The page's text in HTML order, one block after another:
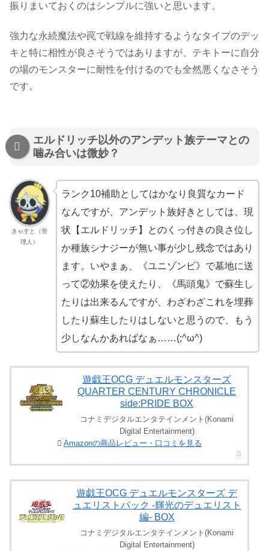
振りまいておくのはシンプルに強いと思います。
強力な永続魔法や罠で戦線を維持するようなタイプのデッ
キと特に相性が良さそうではありますが、テキトーに自分
の場のモンスターに耐性を付けるのでも全然悪くなさそう
です。
エルドリッチ以外のアンデット族テーマとの
噛み合いは微妙？
きゃすと（管
理人）
ランク10補助としてはかなり良質なカード
なんですが、アンデット族好きとしては、現
状【エルドリッチ】とのくっ付きの良さ位し
か種族シナジーが無い事が少し残念ではあり
ます。いやまぁ、《ユニゾンビ》で墓地に送
って②効果を使えたり、《馬頭鬼》で蘇生し
たりは出来るんですが、わざわざこれを埋葬
したり蘇生したりはしないと思うので、もう
少しなんかあればなぁ……(;^ω^)
遊戯王OCG デュエルモンスターズ
QUARTER CENTURY CHRONICLE
side:PRIDE BOX
コナミデジタルエンタテインメント(Konami
Digital Entertainment)
Amazonの商品レビュー・口コミを見る
遊戯王OCG デュエルモンスターズ デ
ュエリストパック -輝光のデュエリスト
編- BOX
コナミデジタルエンタテインメント(Konami
Digital Entertainment)